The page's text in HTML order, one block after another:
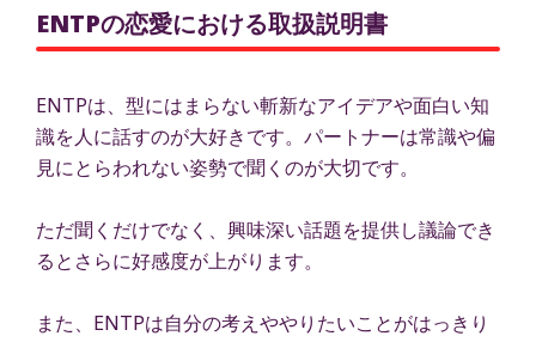
ENTPの恋愛における取扱説明書
ENTPは、型にはまらない斬新なアイデアや面白い知
識を人に話すのが大好きです。パートナーは常識や偏
見にとらわれない姿勢で聞くのが大切です。
ただ聞くだけでなく、興味深い話題を提供し議論でき
るとさらに好感度が上がります。
また、ENTPは自分の考えややりたいことがはっきり